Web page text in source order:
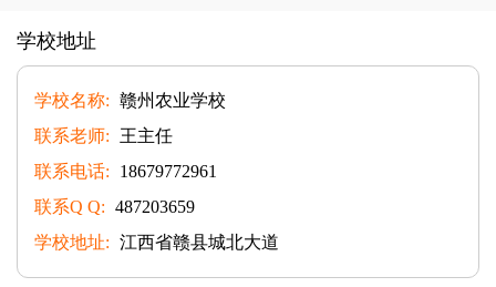
学校地址
学校名称: 赣州农业学校
联系老师:
王主任
联系电话:
18679772961
联系Q Q: 487203659
学校地址: 江西省赣县城北大道